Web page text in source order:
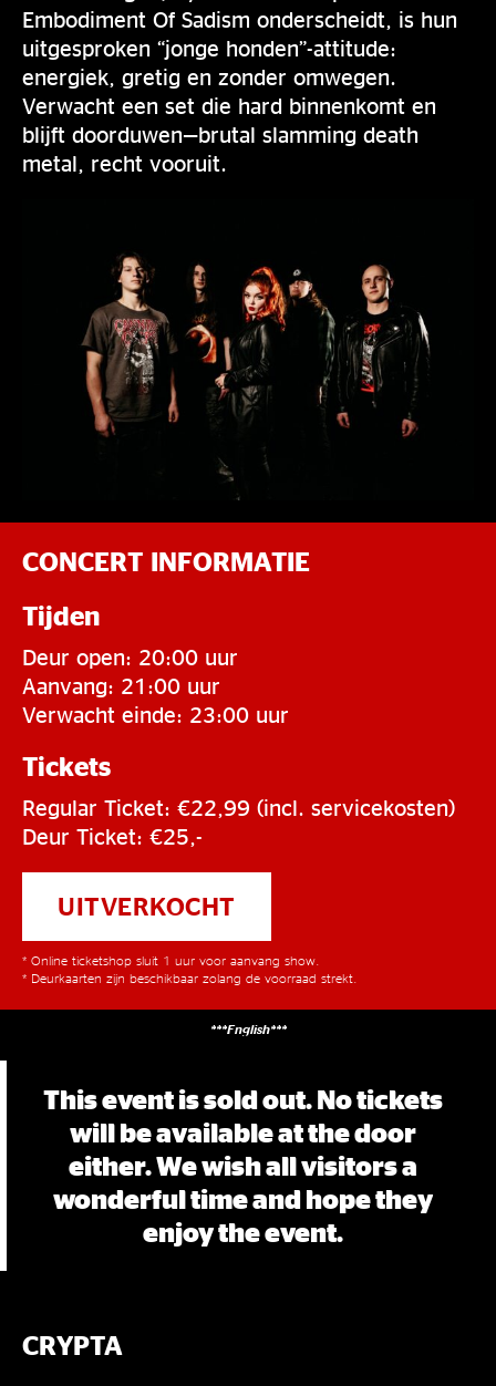
Embodiment Of Sadism onderscheidt, is hun
uitgesproken “jonge honden”-attitude:
energiek, gretig en zonder omwegen.
Verwacht een set die hard binnenkomt en
blijft doorduwen—brutal slamming death
metal, recht vooruit.
CONCERT INFORMATIE
Tijden
Deur open: 20:00 uur
Aanvang: 21:00 uur
Verwacht einde: 23:00 uur
Tickets
Regular Ticket: €22,99 (incl. servicekosten)
Deur Ticket: €25,-
UITVERKOCHT
* Online ticketshop sluit 1 uur voor aanvang show.
* Deurkaarten zijn beschikbaar zolang de voorraad strekt.
***English***
This event is sold out. No tickets
will be available at the door
either. We wish all visitors a
wonderful time and hope they
enjoy the event.
CRYPTA